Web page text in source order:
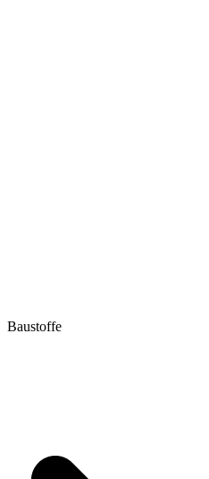
Baustoffe